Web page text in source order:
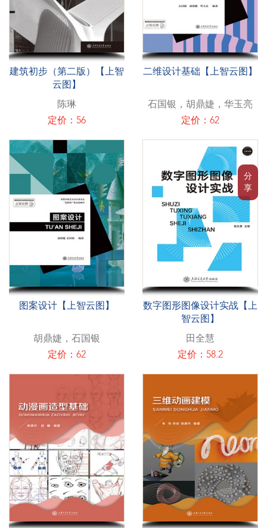
分
享
建筑初步（第二版）【上智
云图】
陈琳
定价：56
二维设计基础【上智云图】
石国银，胡鼎婕，华玉亮
定价：62
图案设计【上智云图】
胡鼎婕，石国银
定价：62
数字图形图像设计实战【上
智云图】
田全慧
定价：58.2